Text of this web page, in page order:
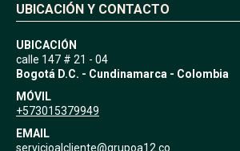
UBICACIÓN Y CONTACTO
UBICACIÓN
calle 147 # 21 - 04
Bogotá D.C. - Cundinamarca - Colombia
MÓVIL
+573015379949
EMAIL
servicioalcliente@grupoa12.co